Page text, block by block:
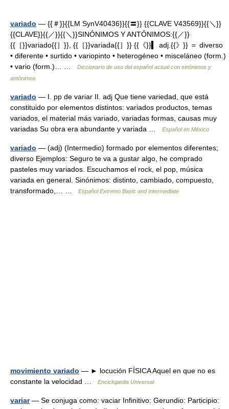
variado — {{＃}}{{LM SynV40436}}{{〓}} {{CLAVE V43569}}{{＼}}
{{CLAVE}}{{／}}{{＼}}SINÓNIMOS Y ANTÓNIMOS:{{／}}
{{［}}variado{{］}}, {{［}}variada{{］}} {{《}}▍ adj.{{》}} ＝ diverso
• diferente • surtido • variopinto • heterogéneo • misceláneo (form.)
• vario (form.)… …
Diccionario de uso del español actual con sinónimos y
antónimos
variado — I. pp de variar II. adj Que tiene variedad, que está
constituido por elementos distintos: variados productos, temas
variados, el material más variado, variadas formas, causas muy
variadas Su obra era abundante y variada …
Español en México
variado — (adj) (Intermedio) formado por elementos diferentes;
diverso Ejemplos: Seguro te va a gustar algo, he comprado
pasteles muy variados. Escuchamos el rock, el pop, música
variada en general. Sinónimos: distinto, cambiado, compuesto,
transformado,… …
Español Extremo Basic and Intermediate
movimiento variado — ► locución FÍSICA Aquel en que no es
constante la velocidad …
Enciclopedia Universal
variar— Se conjuga como: vaciar Infinitivo: Gerundio: Participio: